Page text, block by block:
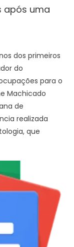
após uma
dos primeiros
do
para o
Machicado
de
realizada
que